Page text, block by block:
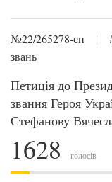
№22/265278-еп |
звань
Петиція до
звання Героя
Стефанову
1628 голосів